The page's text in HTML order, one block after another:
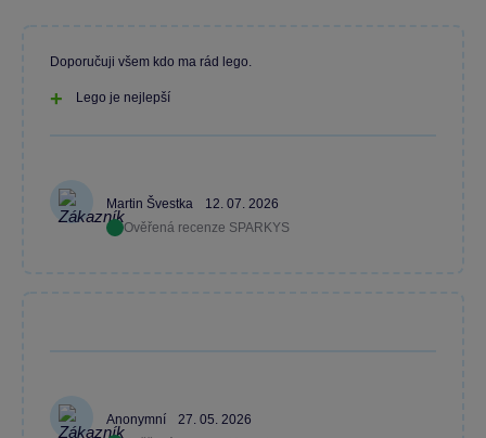
Martin Švestka
12. 07. 2026
Ověřená recenze SPARKYS
Doporučuji všem kdo ma rád lego.
Lego je nejlepší
Anonymní
27. 05. 2026